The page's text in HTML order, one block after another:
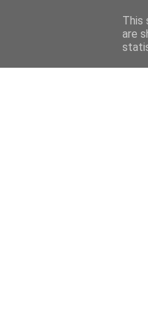
This
are